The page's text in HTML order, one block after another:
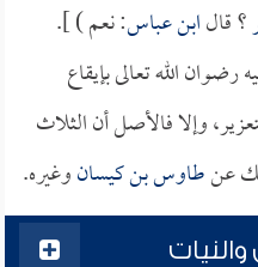
؟ قالابن عباس: نعم ) ].
رضوان الله تعالى بإيقاع
وإلا فالأصل أن الثلاث
عنطاوس بن كيسانوغيره.